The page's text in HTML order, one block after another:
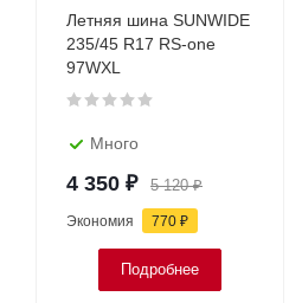
Летняя шина SUNWIDE
235/45 R17 RS-one
97WXL
Много
4 350 ₽ 5 120₽
Экономия 770 ₽
Подробнее